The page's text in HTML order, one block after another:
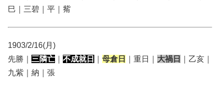
巳｜三碧｜平｜觜
1903/2/16(月)
先勝｜ 三隣亡 不成就日 母倉日 ｜重日｜ 大禍日
｜乙亥｜
九紫｜納｜張